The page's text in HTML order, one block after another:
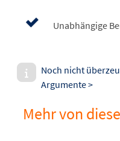
Unabhängige
Noch nicht
Argumente >
Mehr von